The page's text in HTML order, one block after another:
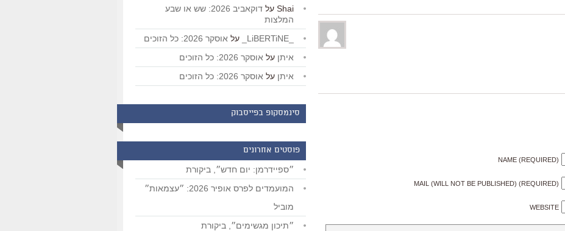
NAME (REQUIRED)
MAIL (WILL NOT BE PUBLISHED) (REQUIRED)
WEBSITE
Shai על
דוקאביב 2026: שש או שבע
המלצות
על אוסקר 2026: כל הזוכים
איתן על אוסקר 2026: כל הזוכים
איתן על אוסקר 2026: כל הזוכים
סינמסקופ בפייסבוק
פוסטים אחרונים
״ספיידרמן: יום חדש״, ביקורת
המועמדים לפרס אופיר 2026: ״עצמאות״
מוביל
״תיכון מגשימים״, ביקורת